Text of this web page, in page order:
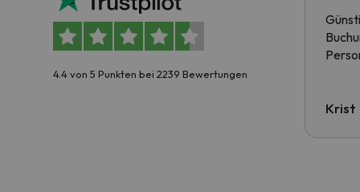
4.4 von 5 Punkten bei 2239 Bewertungen
Krist